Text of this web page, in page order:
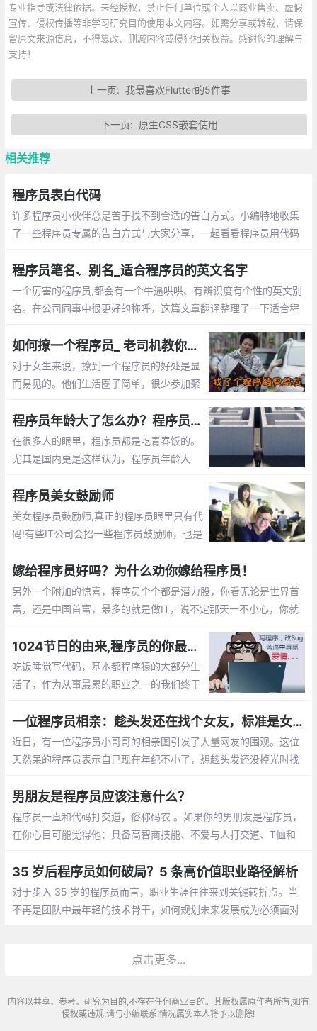
专业指导或法律依据。未经授权，禁止任何单位或个人以商业售卖、虚假
宣传、侵权传播等非学习研究目的使用本文内容。如需分享或转载，请保
留原文来源信息，不得篡改、删减内容或侵犯相关权益。感谢您的理解与
支持！
上一页:我最喜欢Flutter的5件事
下一页: 原生CSS嵌套使用
相关推荐
程序员表白代码
许多程序员小伙伴总是苦于找不到合适的告白方式。小编特地收集
了一些程序员专属的告白方式与大家分享，一起看看程序员用代码
程序员笔名、别名_适合程序员的英文名字
一个厉害的程序员,都会有一个牛逼哄哄、有辨识度有个性的英文别
名。在公司同事中很更好的称呼，这篇文章翻译整理了一下适合程
如何撩一个程序员_ 老司机教你怎么追程序员
对于女生来说，撩到一个程序员的好处是显
而易见的。他们生活圈子简单，很少参加聚
码的路上。这篇文章告诉你怎么撩程序员程序员年龄大了怎么办？程序员年龄大了的出路
在很多人的眼里，程序员都是吃青春饭的。
尤其是国内更是这样认为，程序员年龄大
担心以后的出路了。那么未来大龄程序员的
出路在哪呢？
程序员美女鼓励师
美女程序员鼓励师,真正的程序员眼里只有代
码!有些IT公司会招一些程序员鼓励师，也是
程序员鼓励师的作用，她们总是能激发程序
员们的肾上腺素分泌。
嫁给程序员好吗？为什么劝你嫁给程序员！
另外一个附加的惊喜，程序员个个都是潜力股，你看无论是世界首
富，还是中国首富，最多的就是做IT，说不定那天一不小心，你就
序员收入稳定，生活安逸，属于长期持有型成长股
1024节日的由来,程序员的你最想对自己说的是什么？【1024程序员节日】
吃饭睡觉写代码，基本都程序猿的大部分生
活了，作为从事最累的职业之一的我们终于
序员致敬，向自己致敬，向未来致敬。
一位程序员相亲：趁头发还在找个女友，标准是女孩就行
近日，有一位程序员小哥哥的相亲图引发了大量网友的围观。这位
天然呆的程序员表示自己现在年纪不小了，想趁头发还没掉光时找
男朋友是程序员应该注意什么？
程序员一直和代码打交道，俗称码农 。如果你的男朋友是程序员，
在你心目可能觉得他：具备高智商技能、不爱与人打交道、T恤和
相处呢，需要你应该注意什么呢？
35 岁后程序员如何破局？5 条高价值职业路径解析
对于步入 35 岁的程序员而言，职业生涯往往来到关键转折点。当
不再是团队中最年轻的技术骨干，如何规划未来发展成为必须面对
点击更多...
内容以共享、参考、研究为目的,不存在任何商业目的。其版权属原作者所有,如有
侵权或违规,请与小编联系!情况属实本人将予以删除!